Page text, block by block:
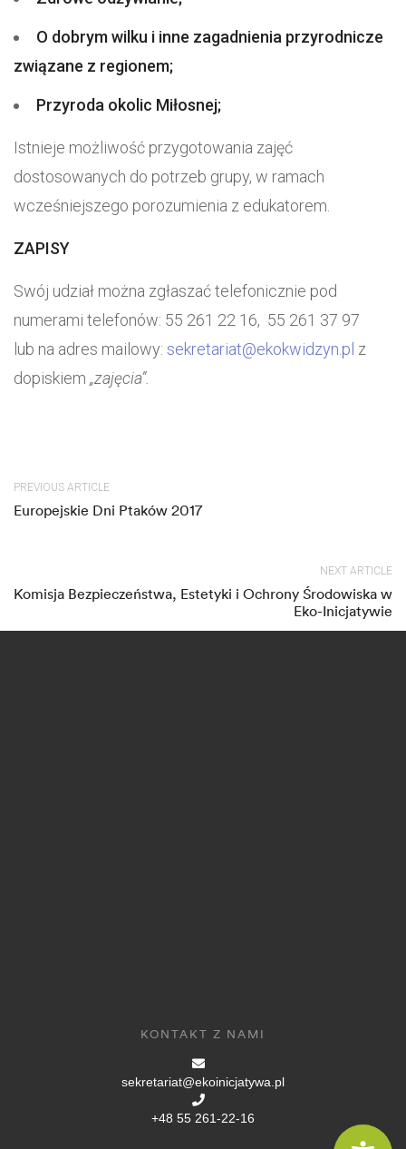
O dobrym wilku i inne zagadnienia przyrodnicze
związane z regionem;
Przyroda okolic Miłosnej;
Istnieje możliwość przygotowania zajęć
dostosowanych do potrzeb grupy, w ramach
wcześniejszego porozumienia z edukatorem.
ZAPISY
Swój udział można zgłaszać telefonicznie pod
numerami telefonów: 55 261 22 16, 55 261 37 97
lub na adres mailowy: sekretariat@ekokwidzyn.pl z
dopiskiem „zajęcia”.
PREVIOUS ARTICLE
Europejskie Dni Ptaków 2017
NEXT ARTICLE
Komisja Bezpieczeństwa, Estetyki i Ochrony Środowiska w
Eko-Inicjatywie
KONTAKT Z NAMI
sekretariat@ekoinicjatywa.pl
+48 55 261-22-16